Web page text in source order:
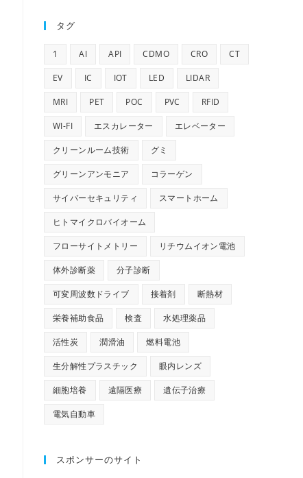
タグ
1 AI API CDMO CRO CT
EV IC IOT LED LIDAR
MRI PET POC PVC RFID
WI-FI エスカレーター エレベーター
クリーンルーム技術 グミ
グリーンアンモニア コラーゲン
サイバーセキュリティ スマートホーム
ヒトマイクロバイオーム
フローサイトメトリー リチウムイオン電池
体外診断薬 分子診断
可変周波数ドライブ 接着剤 断熱材
栄養補助食品 検査 水処理薬品
活性炭 潤滑油 燃料電池
生分解性プラスチック 眼内レンズ
細胞培養 遠隔医療 遺伝子治療
電気自動車
スポンサーのサイト